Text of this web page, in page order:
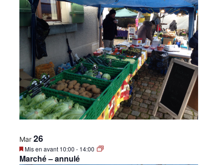
Mar 26
Mis en avant 10:00 - 14:00
Marché – annulé